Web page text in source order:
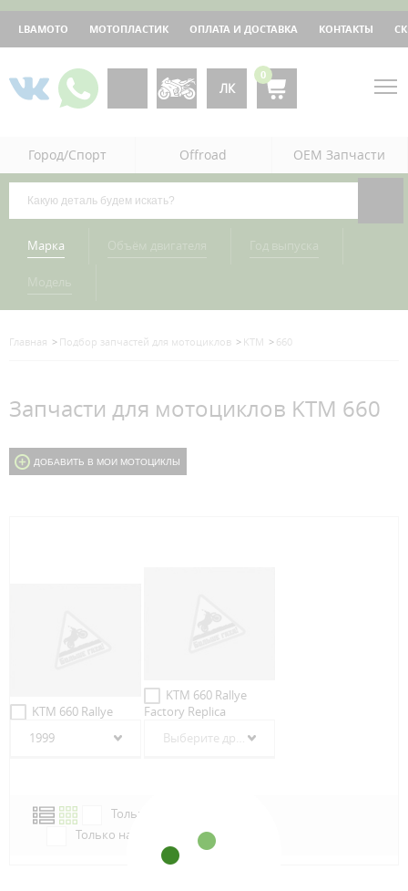
LBAMOTO МОТОПЛАСТИК ОПЛАТА И ДОСТАВКА КОНТАКТЫ
ЛК
0
Город/Спорт Offroad OEM Запчасти
Марка
Главная Подбор запчастей для мотоциклов KTM 660
Запчасти для мотоциклов KTM 660
ДОБАВИТЬ В МОИ МОТОЦИКЛЫ
KTM 660 Rallye
1999
KTM 660 Rallye
Factory Replica
Выберите другой год
Только в наличии
Только наличие м.Аэропорт